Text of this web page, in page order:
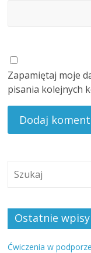
Zapamiętaj moje
pisania kolejnych
Ostatnie wpisy
Ćwiczenia w